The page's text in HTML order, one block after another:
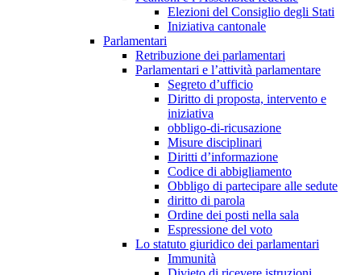
Elezioni del Consiglio degli Stati
Iniziativa cantonale
Parlamentari
Retribuzione dei parlamentari
Parlamentari e l’attività parlamentare
Segreto d’ufficio
Diritto di proposta, intervento e
iniziativa
obbligo-di-ricusazione
Misure disciplinari
Diritti d’informazione
Codice di abbigliamento
Obbligo di partecipare alle sedute
diritto di parola
Ordine dei posti nella sala
Espressione del voto
Lo statuto giuridico dei parlamentari
Immunità